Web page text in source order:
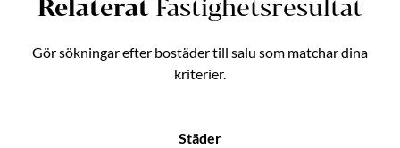
Relaterat Fastighetsresultat
Gör sökningar efter bostäder till salu som matchar dina
kriterier.
Städer